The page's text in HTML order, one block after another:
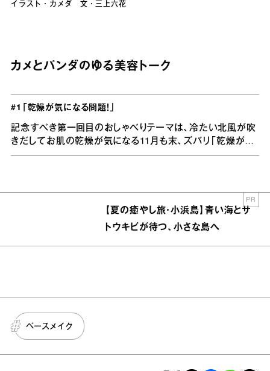
イラスト・カメダ 文・三上六花
カメとパンダのゆる美容トーク
#1「乾燥が気になる問題！」
記念すべき第一回目のおしゃべりテーマは、冷たい北風が吹
きだしてお肌の乾燥が気になる11月も末、ズバリ「乾燥が気
になる問題」です。
【夏の癒やし旅・小浜島】青い海とサ
トウキビが待つ、小さな島へ
PR
ベースメイク